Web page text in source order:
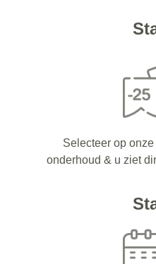
Selecteer op
onderhoud & u ziet